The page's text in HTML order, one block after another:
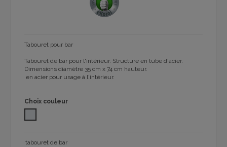
Tabouret pour bar
Tabouret de bar pour l'intérieur. Structure en tube d'acier.
Dimensions diamètre 35 cm x 74 cm hauteur.
en acier pour usage à l'intérieur.
Choix couleur
tabouret de bar